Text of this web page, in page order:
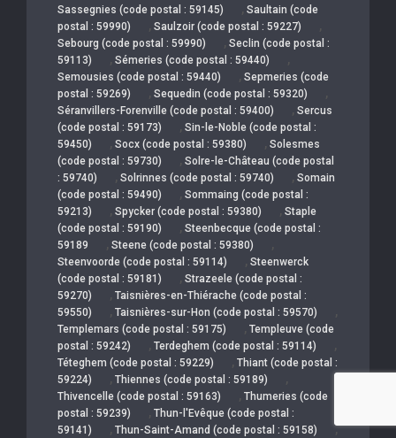
Sassegnies (code postal : 59145) , Saultain (code
postal : 59990)
, Saulzoir (code postal : 59227) ,
Sebourg (code postal : 59990) , Seclin (code postal :
59113)
, Sémeries (code postal : 59440) ,
Semousies (code postal : 59440) , Sepmeries (code
postal : 59269)
, Sequedin (code postal : 59320) ,
Séranvillers-Forenville (code postal : 59400) , Sercus
(code postal : 59173)
, Sin-le-Noble (code postal :
59450)
, Socx (code postal : 59380) , Solesmes
(code postal : 59730)
, Solre-le-Château (code postal
: 59740)
, Solrinnes (code postal : 59740) , Somain
(code postal : 59490)
, Sommaing (code postal :
59213)
, Spycker (code postal : 59380) , Staple
(code postal : 59190)
, Steenbecque (code postal :
59189
, Steene (code postal : 59380) ,
Steenvoorde (code postal : 59114) , Steenwerck
(code postal : 59181)
, Strazeele (code postal :
59270)
, Taisnières-en-Thiérache (code postal :
59550)
, Taisnières-sur-Hon (code postal : 59570) ,
Templemars (code postal : 59175) , Templeuve (code
postal : 59242)
, Terdeghem (code postal : 59114) ,
Téteghem (code postal : 59229) , Thiant (code postal :
59224)
, Thiennes (code postal : 59189) ,
Thivencelle (code postal : 59163) , Thumeries (code
postal : 59239)
, Thun-l'Evêque (code postal :
59141)
, Thun-Saint-Amand (code postal : 59158) ,